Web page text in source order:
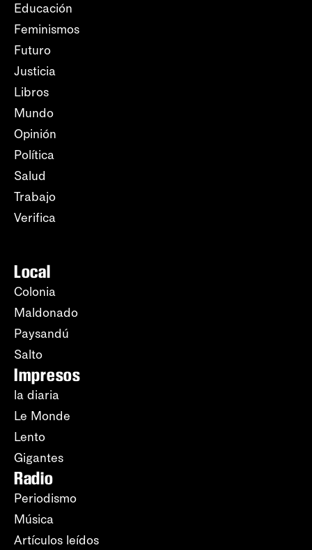
Educación
Feminismos
Futuro
Justicia
Libros
Mundo
Opinión
Política
Salud
Trabajo
Verifica
Local
Colonia
Maldonado
Paysandú
Salto
Impresos
la diaria
Le Monde
Lento
Gigantes
Radio
Periodismo
Música
Artículos leídos